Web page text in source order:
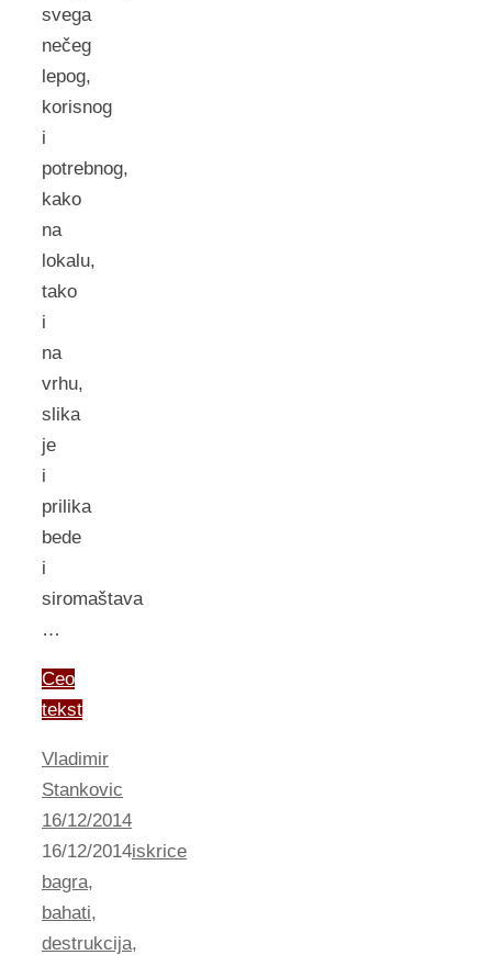
svega
nečeg
lepog,
korisnog
i
potrebnog,
kako
na
lokalu,
tako
i
na
vrhu,
slika
je
i
prilika
bede
i
siromaštava
…
Ceo
tekst
Vladimir
Stankovic
16/12/2014
16/12/2014iskrice
bagra,
bahati,
destrukcija,